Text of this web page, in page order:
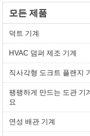
모든 제품
덕트 기계
HVAC 덤퍼 제조 기계
직사각형 도크트 플랜지
팽팽하게 만드는 도관 기
요
연성 배관 기계